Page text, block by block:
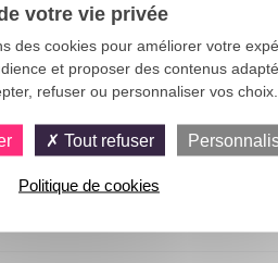
!
déguisement adulte. Idéal
défilés ou les jeux de rôle, ce
lors de toute animation
votre vie privée
des cookies pour améliorer votre
et proposer des contenus
refuser ou personnaliser vos choix.
Tout refuser
Politique de cookies